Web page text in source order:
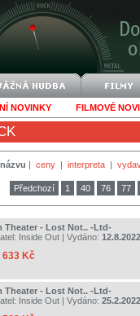
NOVINKY FILMOVÉ
názvu | ceny | interpreta |
Předchozí 1 40 76 77
Theater - Lost Not.. -Ltd-
Inside Out | Vydáno: 12.8.2022
633 Kč
Theater - Lost Not.. -Ltd-
Inside Out | Vydáno: 25.2.2022